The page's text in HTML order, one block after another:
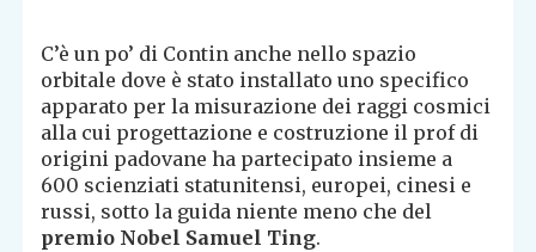
C’è un po’ di Contin anche nello spazio
orbitale dove è stato installato uno specifico
apparato per la misurazione dei raggi cosmici
alla cui progettazione e costruzione il prof di
origini padovane ha partecipato insieme a
600 scienziati statunitensi, europei, cinesi e
russi, sotto la guida niente meno che del
premio Nobel Samuel Ting.